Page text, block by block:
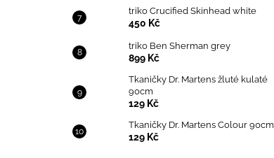
triko Crucified Skinhead white
450 Kč
triko Ben Sherman grey
899 Kč
Tkaničky Dr. Martens žluté kulaté
90cm
129 Kč
Tkaničky Dr. Martens Colour 90cm
129 Kč